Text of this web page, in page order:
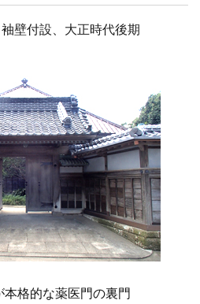
壁付設、大正時代後期
格的な薬医門の裏門